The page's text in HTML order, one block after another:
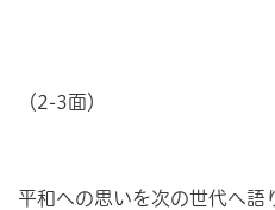
（2-3面）
平和への思いを次の世代へ語